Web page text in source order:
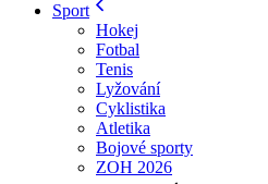
Sport
Hokej
Fotbal
Tenis
Lyžování
Cyklistika
Atletika
Bojové sporty
ZOH 2026